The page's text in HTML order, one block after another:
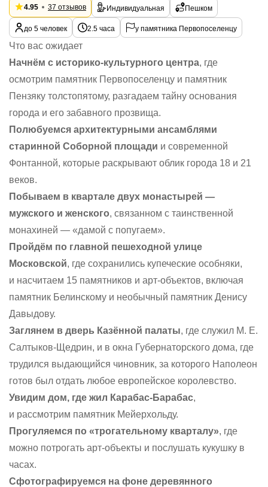
4.95 37 отзывов Индивидуальная Пешком
до 5 человек 2.5 часа у памятника Первопоселенцу
Что вас ожидает
Начнём с историко-культурного центра, где
осмотрим памятник Первопоселенцу и памятник
Пензяку толстопятому, разгадаем тайну основания
города и его забавного прозвища.
Полюбуемся архитектурными ансамблями
старинной Соборной площади и современной
Фонтанной, которые раскрывают облик города 18 и 21
веков.
Побываем в квартале двух монастырей —
мужского и женского, связанном с таинственной
монахиней — «дамой с попугаем».
Пройдём по главной пешеходной улице
Московской, где сохранились купеческие особняки,
и насчитаем 15 памятников и арт-объектов, включая
памятник Белинскому и необычный памятник Денису
Давыдову.
Заглянем в дверь Казённой палаты, где служил М. Е.
Салтыков-Щедрин, и в окна Губернаторского дома, где
трудился выдающийся чиновник, за которого Наполеон
готов был отдать любое европейское королевство.
Увидим дом, где жил Карабас-Барабас,
и рассмотрим памятник Мейерхольду.
Прогуляемся по «трогательному кварталу», где
можно потрогать арт-объекты и послушать кукушку в
часах.
Сфотографируемся на фоне деревянного